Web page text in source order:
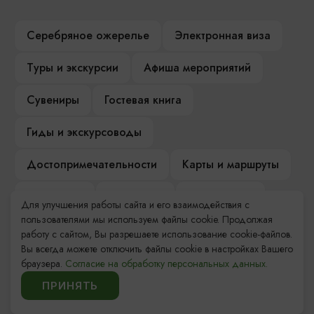
Серебряное ожерелье
Электронная виза
Туры и экскурсии
Афиша мероприятий
Сувениры
Гостевая книга
Гиды и экскурсоводы
Достопримечательности
Карты и маршруты
Компас Балтийской кухни
Настоящий Калининградец
Музеи
Для улучшения работы сайта и его взаимодействия с
пользователями мы используем файлы cookie. Продолжая
работу с сайтом, Вы разрешаете использование cookie-файлов.
Вы всегда можете отключить файлы cookie в настройках Вашего
браузера. Согласие на обработку персональных данных.
ПРИНЯТЬ